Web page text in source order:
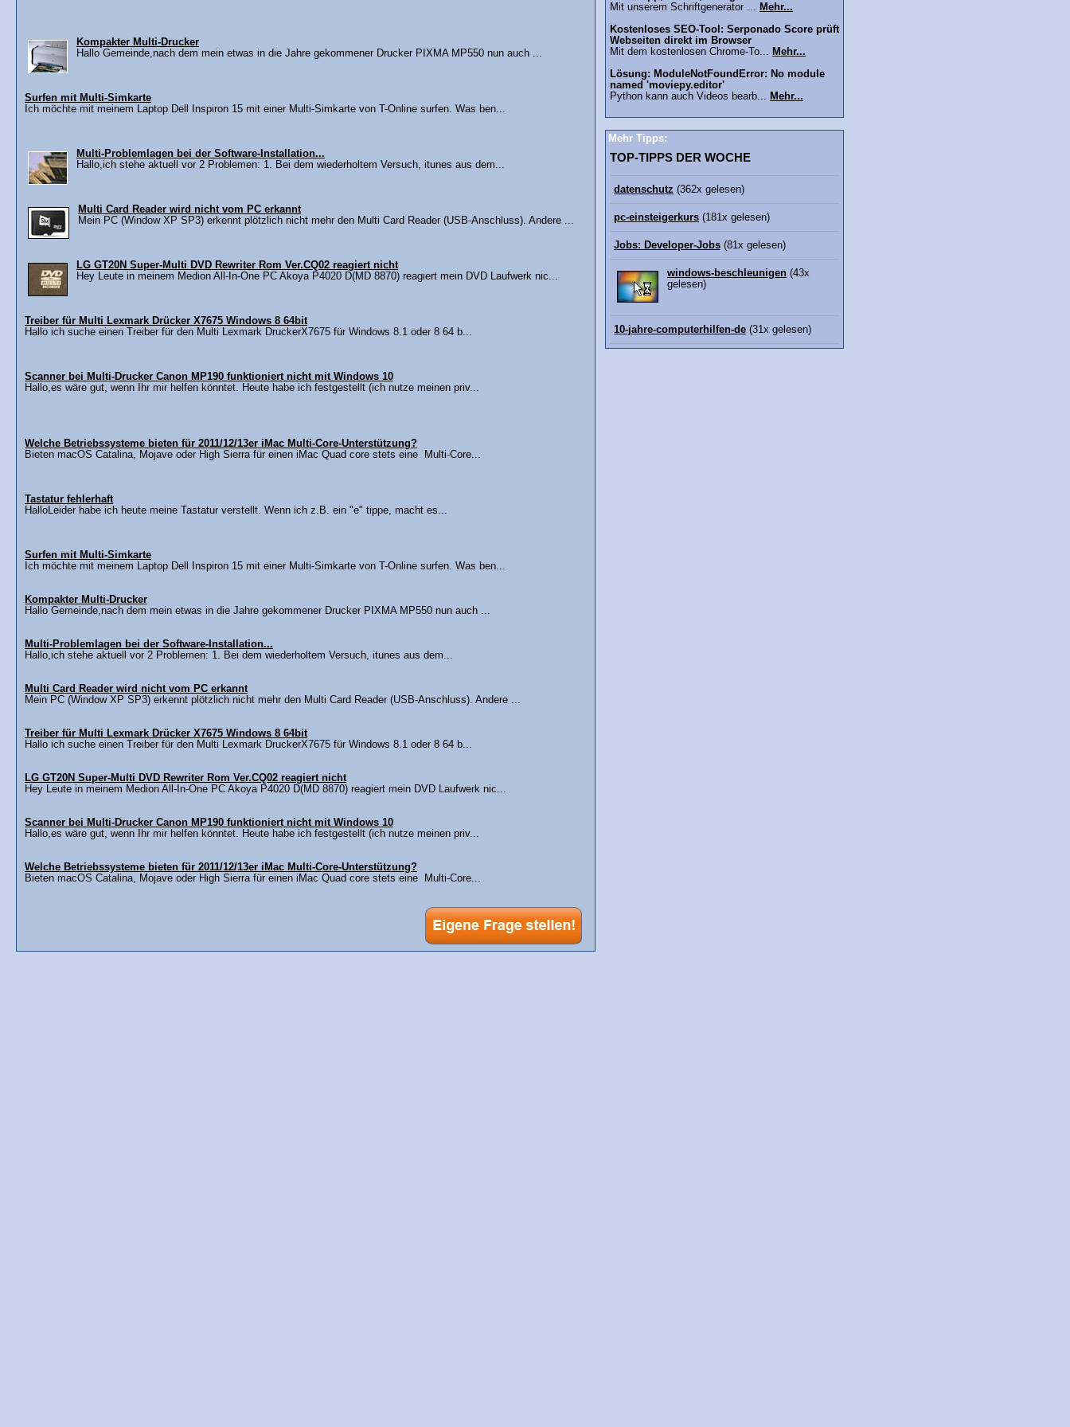
Kompakter Multi-Drucker
Hallo Gemeinde,nach dem mein etwas in die Jahre gekommener Drucker PIXMA MP550 nun auch ...
Surfen mit Multi-Simkarte
Ich möchte mit meinem Laptop Dell Inspiron 15 mit einer Multi-Simkarte von T-Online surfen. Was ben...
Multi-Problemlagen bei der Software-Installation...
Hallo,ich stehe aktuell vor 2 Problemen: 1. Bei dem wiederholtem Versuch, itunes aus dem...
Multi Card Reader wird nicht vom PC erkannt
Mein PC (Window XP SP3) erkennt plötzlich nicht mehr den Multi Card Reader (USB-Anschluss). Andere ...
LG GT20N Super-Multi DVD Rewriter Rom Ver.CQ02 reagiert nicht
Hey Leute in meinem Medion All-In-One PC Akoya P4020 D(MD 8870) reagiert mein DVD Laufwerk nic...
Treiber für Multi Lexmark Drücker X7675 Windows 8 64bit
Hallo ich suche einen Treiber für den Multi Lexmark DruckerX7675 für Windows 8.1 oder 8 64 b...
Scanner bei Multi-Drucker Canon MP190 funktioniert nicht mit Windows 10
Hallo,es wäre gut, wenn Ihr mir helfen könntet. Heute habe ich festgestellt (ich nutze meinen priv...
Welche Betriebssysteme bieten für 2011/12/13er iMac Multi-Core-Unterstützung?
Bieten macOS Catalina, Mojave oder High Sierra für einen iMac Quad core stets eine Multi-Core...
Tastatur fehlerhaft
HalloLeider habe ich heute meine Tastatur verstellt. Wenn ich z.B. ein "e" tippe, macht es...
Surfen mit Multi-Simkarte
Ich möchte mit meinem Laptop Dell Inspiron 15 mit einer Multi-Simkarte von T-Online surfen. Was ben...
Kompakter Multi-Drucker
Hallo Gemeinde,nach dem mein etwas in die Jahre gekommener Drucker PIXMA MP550 nun auch ...
Multi-Problemlagen bei der Software-Installation...
Hallo,ich stehe aktuell vor 2 Problemen: 1. Bei dem wiederholtem Versuch, itunes aus dem...
Multi Card Reader wird nicht vom PC erkannt
Mein PC (Window XP SP3) erkennt plötzlich nicht mehr den Multi Card Reader (USB-Anschluss). Andere ...
Treiber für Multi Lexmark Drücker X7675 Windows 8 64bit
Hallo ich suche einen Treiber für den Multi Lexmark DruckerX7675 für Windows 8.1 oder 8 64 b...
LG GT20N Super-Multi DVD Rewriter Rom Ver.CQ02 reagiert nicht
Hey Leute in meinem Medion All-In-One PC Akoya P4020 D(MD 8870) reagiert mein DVD Laufwerk nic...
Scanner bei Multi-Drucker Canon MP190 funktioniert nicht mit Windows 10
Hallo,es wäre gut, wenn Ihr mir helfen könntet. Heute habe ich festgestellt (ich nutze meinen priv...
Welche Betriebssysteme bieten für 2011/12/13er iMac Multi-Core-Unterstützung?
Bieten macOS Catalina, Mojave oder High Sierra für einen iMac Quad core stets eine Multi-Core...
Mit unserem Schriftgenerator ... Mehr...
Kostenloses SEO-Tool: Serponado Score prüft
Webseiten direkt im Browser
Mit dem kostenlosen Chrome-To... Mehr...
Lösung: ModuleNotFoundError: No module
named 'moviepy.editor'
Python kann auch Videos bearb... Mehr...
Mehr Tipps:
TOP-TIPPS DER WOCHE
datenschutz (362x gelesen)
pc-einsteigerkurs (181x gelesen)
Jobs: Developer-Jobs (81x gelesen)
windows-beschleunigen (43x
gelesen)
10-jahre-computerhilfen-de (31x gelesen)